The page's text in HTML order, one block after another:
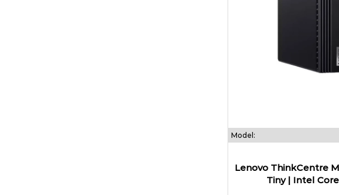
Model:
Lenovo ThinkCentre
Tiny | Intel Core